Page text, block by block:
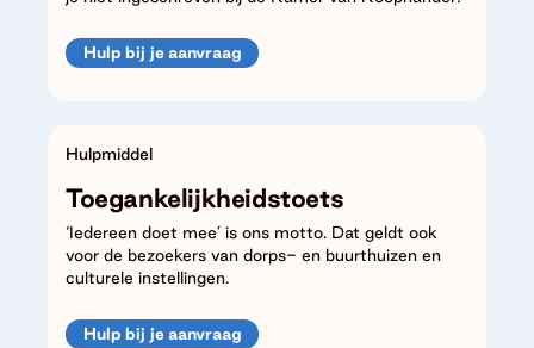
Hulp bij je aanvraag
Hulpmiddel
Toegankelijkheidstoets
‘Iedereen doet mee’ is ons motto. Dat geldt ook
voor de bezoekers van dorps- en buurthuizen en
culturele instellingen.
Hulp bij je aanvraag